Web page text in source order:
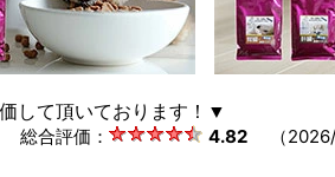
して頂いております！▼